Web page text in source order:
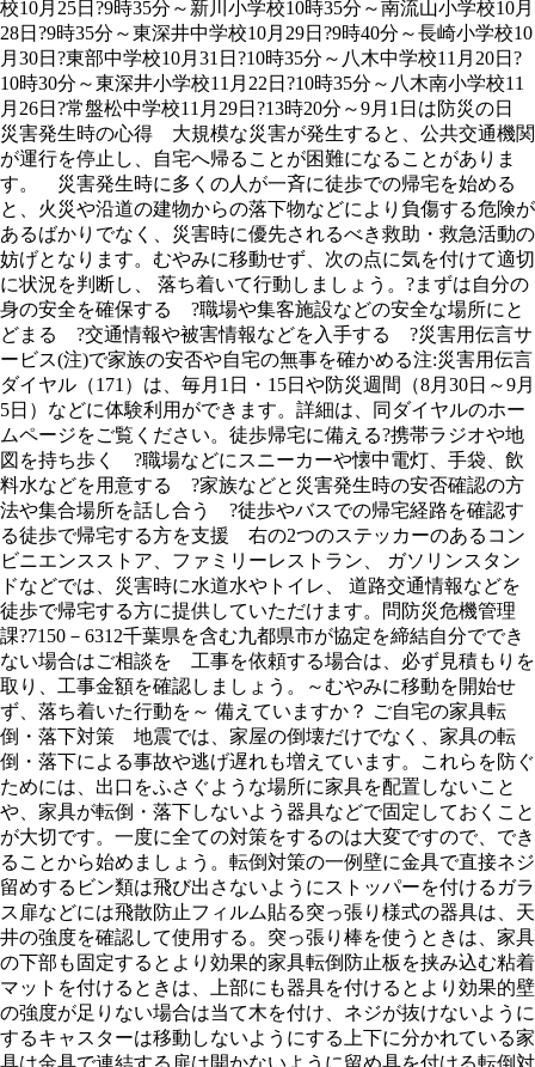
校10月25日?9時35分～新川小学校10時35分～南流山小学校10月
28日?9時35分～東深井中学校10月29日?9時40分～長崎小学校10
月30日?東部中学校10月31日?10時35分～八木中学校11月20日?
10時30分～東深井小学校11月22日?10時35分～八木南小学校11
月26日?常盤松中学校11月29日?13時20分～9月1日は防災の日
災害発生時の心得 大規模な災害が発生すると、公共交通機関
が運行を停止し、自宅へ帰ることが困難になることがありま
す。 災害発生時に多くの人が一斉に徒歩での帰宅を始める
と、火災や沿道の建物からの落下物などにより負傷する危険が
あるばかりでなく、災害時に優先されるべき救助・救急活動の
妨げとなります。むやみに移動せず、次の点に気を付けて適切
に状況を判断し、 落ち着いて行動しましょう。?まずは自分の
身の安全を確保する ?職場や集客施設などの安全な場所にと
どまる ?交通情報や被害情報などを入手する ?災害用伝言サ
ービス(注)で家族の安否や自宅の無事を確かめる注:災害用伝言
ダイヤル（171）は、毎月1日・15日や防災週間（8月30日～9月
5日）などに体験利用ができます。詳細は、同ダイヤルのホー
ムページをご覧ください。徒歩帰宅に備える?携帯ラジオや地
図を持ち歩く ?職場などにスニーカーや懐中電灯、手袋、飲
料水などを用意する ?家族などと災害発生時の安否確認の方
法や集合場所を話し合う ?徒歩やバスでの帰宅経路を確認す
る徒歩で帰宅する方を支援 右の2つのステッカーのあるコン
ビニエンスストア、ファミリーレストラン、 ガソリンスタン
ドなどでは、災害時に水道水やトイレ、 道路交通情報などを
徒歩で帰宅する方に提供していただけます。問防災危機管理
課?7150－6312千葉県を含む九都県市が協定を締結自分ででき
ない場合はご相談を 工事を依頼する場合は、必ず見積もりを
取り、工事金額を確認しましょう。～むやみに移動を開始せ
ず、落ち着いた行動を～ 備えていますか？ ご自宅の家具転
倒・落下対策 地震では、家屋の倒壊だけでなく、家具の転
倒・落下による事故や逃げ遅れも増えています。これらを防ぐ
ためには、出口をふさぐような場所に家具を配置しないこと
や、家具が転倒・落下しないよう器具などで固定しておくこと
が大切です。一度に全ての対策をするのは大変ですので、でき
ることから始めましょう。転倒対策の一例壁に金具で直接ネジ
留めするビン類は飛び出さないようにストッパーを付けるガラ
ス扉などには飛散防止フィルム貼る突っ張り様式の器具は、天
井の強度を確認して使用する。突っ張り棒を使うときは、家具
の下部も固定するとより効果的家具転倒防止板を挟み込む粘着
マットを付けるときは、上部にも器具を付けるとより効果的壁
の強度が足りない場合は当て木を付け、ネジが抜けないように
するキャスターは移動しないようにする上下に分かれている家
具は金具で連結する扉は開かないように留め具を付ける転倒対